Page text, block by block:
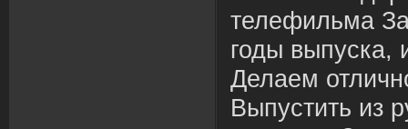
телефильма
годы выпуска,
Делаем
Выпустить из